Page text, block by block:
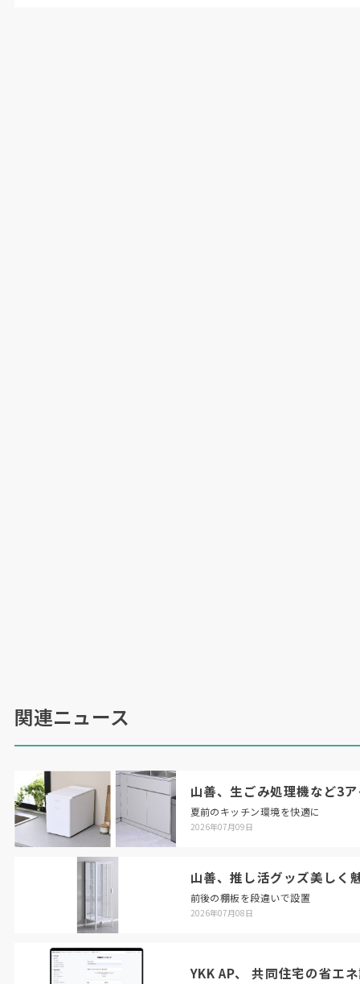
関連ニュース
山善、生ごみ処理機など3
夏前のキッチン環境を快適に
2026年07月09日
山善、推し活グッズ美しく
前後の棚板を段違いで設置
2026年07月08日
YKK AP、 共同住宅の省エ